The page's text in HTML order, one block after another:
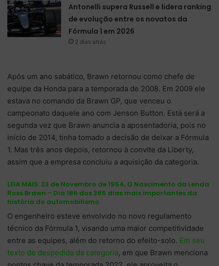
Antonelli supera Russell e lidera ranking
de evolução entre os novatos da
Fórmula 1 em 2026
2 dias atrás
Após um ano sabático, Brawn retornou como chefe de
equipe da Honda para a temporada de 2008. Em 2009 ele
estava no comando da Brawn GP, que venceu o
campeonato daquele ano com Jenson Button. Está será a
segunda vez que Brawn anuncia a aposentadoria, pois no
início de 2014, tinha tomado a decisão de deixar a Fórmula
1. Mas três anos depois, retornou à convite da Liberty,
assim que a empresa concluiu a aquisição da categoria.
LEIA MAIS: 23 de Novembro de 1954, O Nascimento da Lenda
Ross Brawn – Dia 186 dos 365 dias mais importantes da
história do automobilismo
O engenheiro esteve envolvido no novo regulamento
técnico da Fórmula 1, visando uma maior competitividade
entre as equipes, além do retorno do efeito-solo. Em seu
texto de despedida da categoria, em que Brawn menciona